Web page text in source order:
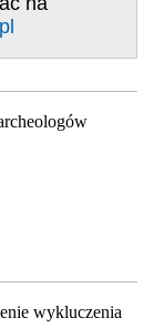
wykluczenia